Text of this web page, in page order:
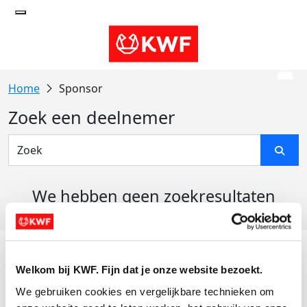
Welkom bij KWF. Fijn dat je onze website bezoekt.
We gebruiken cookies en vergelijkbare technieken om
Sponsor
Zoek een deelnemer
We hebben geen zoekresultaten
Actiematerialen
Evenementen